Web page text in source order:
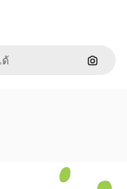
ค้นหา